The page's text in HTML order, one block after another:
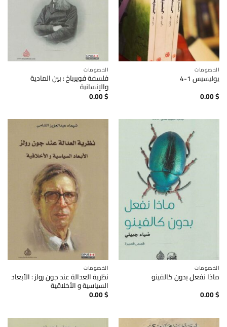
الخصومات
يوليسيس 1-4
0.00$
الخصومات
فلسفة فويرباخ : بين المادية
والإنسانية
0.00$
الخصومات
ماذا نفعل بدون كالفينو
0.00$
الخصومات
نظرية العدالة عند جون رولز : الأبعاد
السياسية و الأخلاقية
0.00$